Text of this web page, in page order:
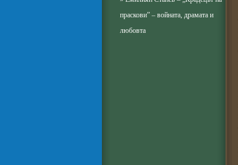
праскови” – войната, драмата и
любовта